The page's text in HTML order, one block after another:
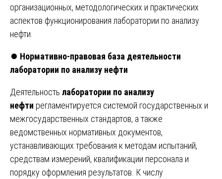
организационных, методологических и практических
аспектов функционирования лаборатории по анализу
нефти.
⏺️ Нормативно-правовая база деятельности
лаборатории по анализу нефти
Деятельность лаборатории по анализу
нефти регламентируется системой государственных и
межгосударственных стандартов, а также
ведомственных нормативных документов,
устанавливающих требования к методам испытаний,
средствам измерений, квалификации персонала и
порядку оформления результатов. К числу